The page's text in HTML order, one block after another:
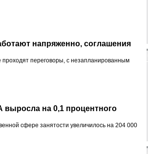
напряженно, соглашения
переговоры, с незапланированным
на 0,1 процентного
сфере занятости увеличилось на 204 000